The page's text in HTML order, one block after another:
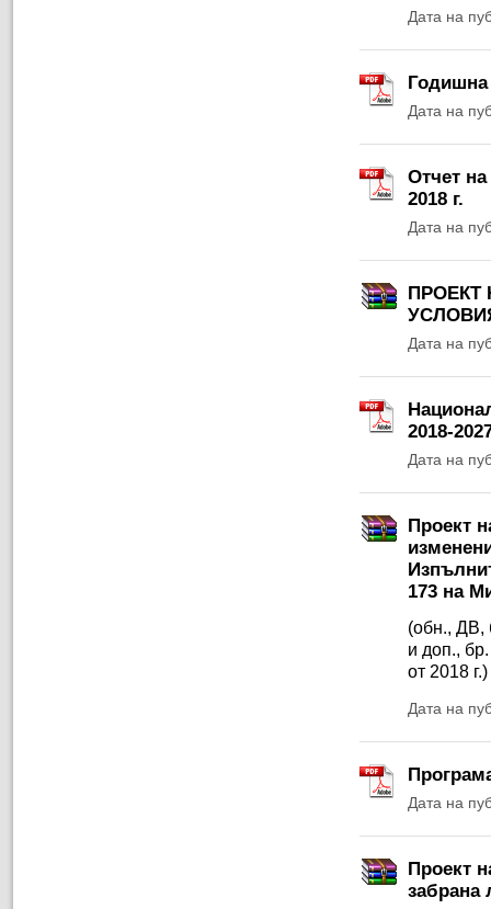
Дата на
Годишна
Дата на
Отчет
2018 г.
Дата на
ПРОЕКТ
Дата на
2018-
Дата на
Проект
173 на
(обн., ДВ,
и доп.,
от 2018 г.)
Дата на
Дата на
Проект
забрана